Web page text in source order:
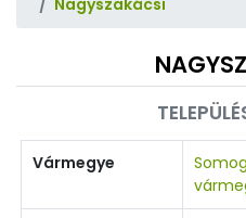
Nagyszakácsi
Vármegye